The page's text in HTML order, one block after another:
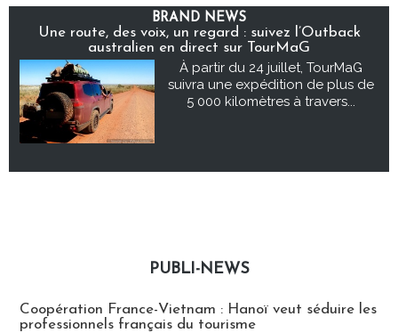
BRAND NEWS
Une route, des voix, un regard : suivez l’Outback
australien en direct sur TourMaG
À partir du 24 juillet, TourMaG
suivra une expédition de plus de
5 000 kilomètres à travers...
PUBLI-NEWS
Coopération France-Vietnam : Hanoï veut séduire les
professionnels français du tourisme